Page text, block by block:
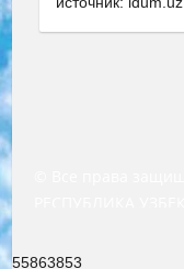
55863853